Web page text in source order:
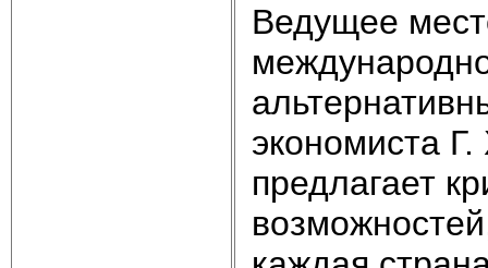
Ведущее
экономиста
предлагает